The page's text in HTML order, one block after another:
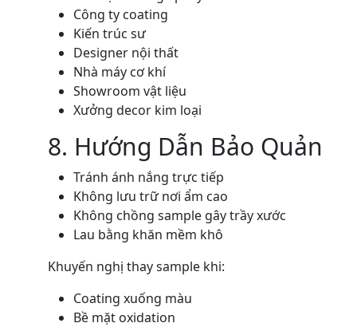
Công ty coating
Kiến trúc sư
Designer nội thất
Nhà máy cơ khí
Showroom vật liệu
Xưởng decor kim loại
8. Hướng Dẫn Bảo Quản
Tránh ánh nắng trực tiếp
Không lưu trữ nơi ẩm cao
Không chồng sample gây trầy xước
Lau bằng khăn mềm khô
Khuyến nghị thay sample khi:
Coating xuống màu
Bề mặt oxidation